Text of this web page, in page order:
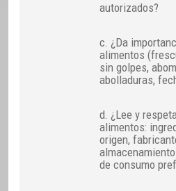
autorizados?
c. ¿Da
alimentos
sin golpes,
abolladuras,
d. ¿Lee y
alimentos:
origen,
de consumo